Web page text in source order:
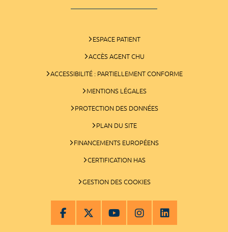
ESPACE PATIENT
ACCÈS AGENT CHU
ACCESSIBILITÉ : PARTIELLEMENT CONFORME
MENTIONS LÉGALES
PROTECTION DES DONNÉES
PLAN DU SITE
FINANCEMENTS EUROPÉENS
CERTIFICATION HAS
GESTION DES COOKIES